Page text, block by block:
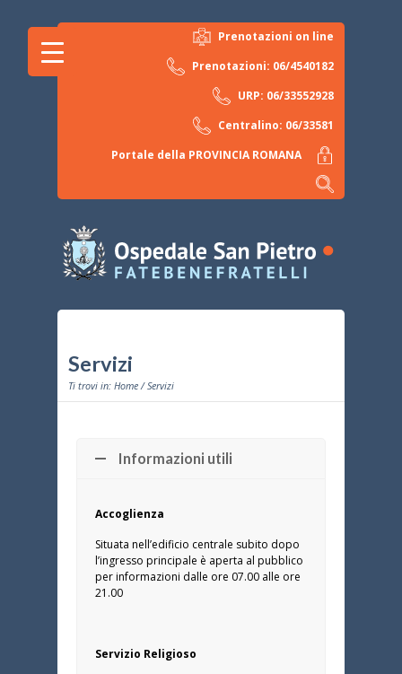
Prenotazioni on line
Prenotazioni: 06/4540182
URP: 06/33552928
Centralino: 06/33581
Portale della PROVINCIA ROMANA
Servizi
Ti trovi in: Home / Servizi
Informazioni utili
Accoglienza
Situata nell’edificio centrale subito dopo
l’ingresso principale è aperta al pubblico
per informazioni dalle ore 07.00 alle ore
21.00
Servizio Religioso